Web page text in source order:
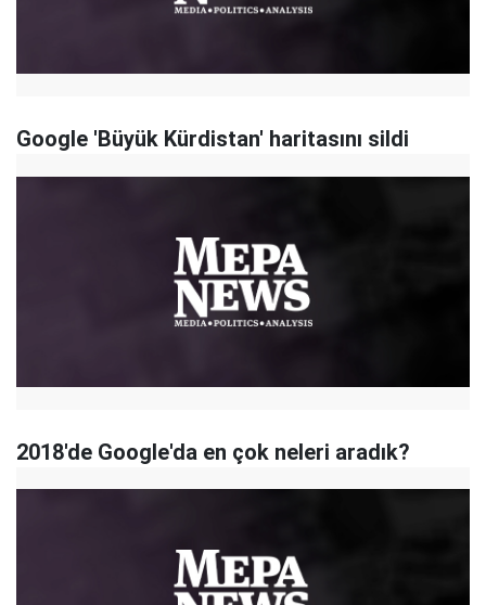
Google 'Büyük Kürdistan' haritasını sildi
2018'de Google'da en çok neleri aradık?